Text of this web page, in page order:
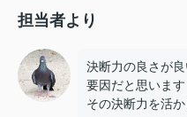
担当者より
決断力の良さが
要因だと思います
その決断力を活